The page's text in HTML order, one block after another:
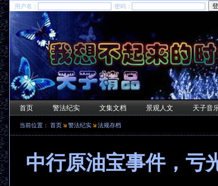
用户名： 密码：
首页 警法纪实 文集文档 景观人文 天子音
当前位置： 首页 警法纪实 法规存档
中行原油宝事件，亏